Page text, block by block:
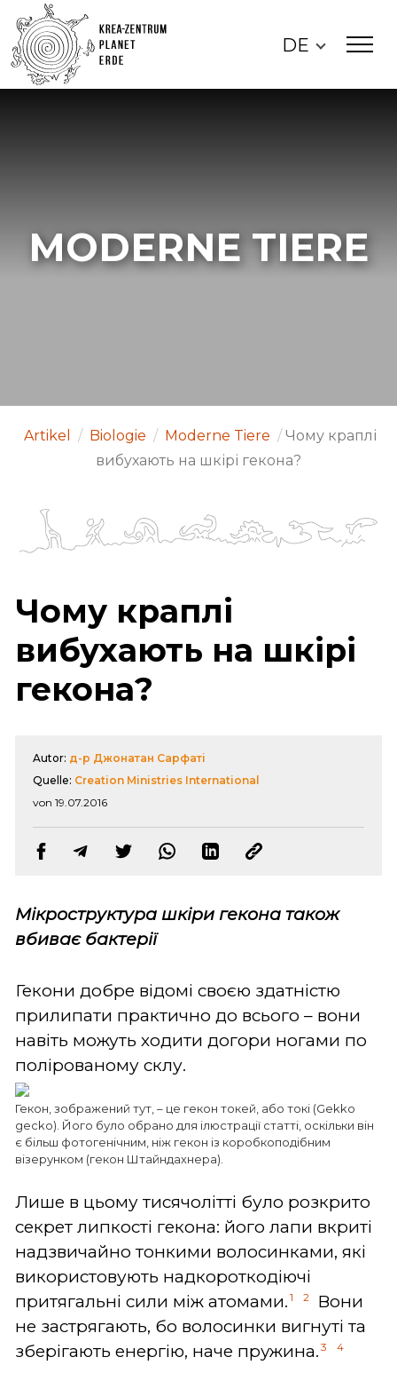
DE
MODERNE TIERE
Artikel / Biologie / Moderne Tiere / Чому краплі
вибухають на шкірі гекона?
Чому краплі
вибухають на шкірі
гекона?
Autor: д-р Джонатан Сарфаті
Quelle: Creation Ministries International
von 19.07.2016
Мікроструктура шкіри гекона також
вбиває бактерії
Гекони добре відомі своєю здатністю
прилипати практично до всього – вони
навіть можуть ходити догори ногами по
полірованому склу.
Гекон, зображений тут, – це гекон токей, або токі (Gekko
gecko). Його було обрано для ілюстрації статті, оскільки він
є більш фотогенічним, ніж гекон із коробкоподібним
візерунком (гекон Штайндахнера).
Лише в цьому тисячолітті було розкрито
секрет липкості гекона: його лапи вкриті
надзвичайно тонкими волосинками, які
використовують надкороткодіючі
притягальні сили між атомами. 1 2
Вони
не застрягають, бо волосинки вигнуті та
зберігають енергію, наче пружина. 3 4